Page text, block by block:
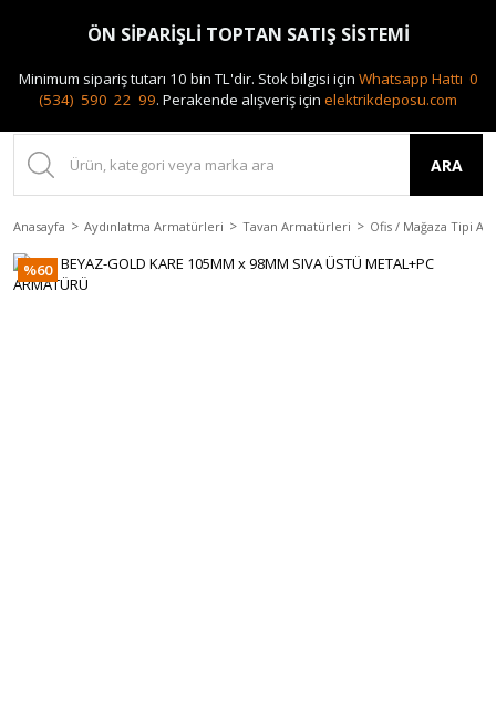
0(212) 240 87 88
ARA
Anasayfa Aydınlatma Armatürleri Tavan Armatürleri Ofis / Mağaza Tipi
%60
ÖN SİPARİŞLİ TOPTAN SATIŞ SİSTEMİ
Minimum sipariş tutarı 10 bin TL'dir. Stok bilgisi için Whatsapp Hattı 0
(534) 590 22 99. Perakende alışveriş için elektrikdeposu.com